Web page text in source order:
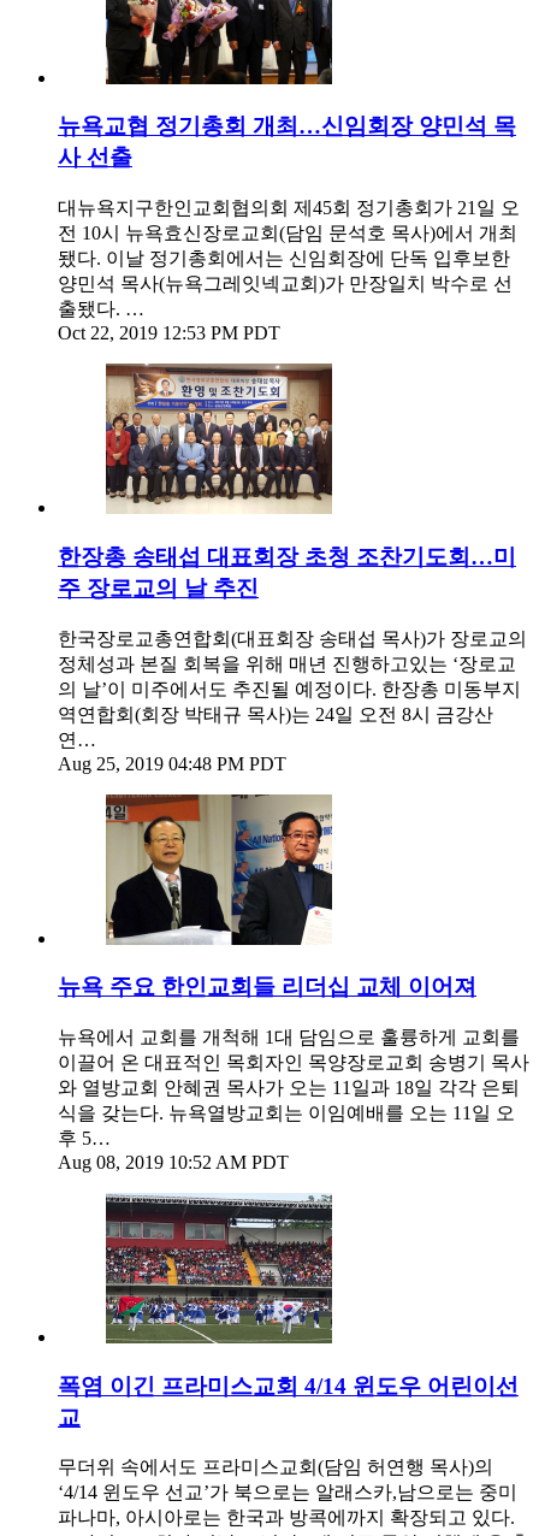
뉴욕교협 정기총회 개최…신임회장 양민석 목
사 선출
대뉴욕지구한인교회협의회 제45회 정기총회가 21일 오
전 10시 뉴욕효신장로교회(담임 문석호 목사)에서 개최
됐다. 이날 정기총회에서는 신임회장에 단독 입후보한
양민석 목사(뉴욕그레잇넥교회)가 만장일치 박수로 선
출됐다. …
Oct 22, 2019 12:53 PM PDT
한장총 송태섭 대표회장 초청 조찬기도회…미
주 장로교의 날 추진
한국장로교총연합회(대표회장 송태섭 목사)가 장로교의
정체성과 본질 회복을 위해 매년 진행하고있는 ‘장로교
의 날’이 미주에서도 추진될 예정이다. 한장총 미동부지
역연합회(회장 박태규 목사)는 24일 오전 8시 금강산
연…
Aug 25, 2019 04:48 PM PDT
뉴욕 주요 한인교회들 리더십 교체 이어져
뉴욕에서 교회를 개척해 1대 담임으로 훌륭하게 교회를
이끌어 온 대표적인 목회자인 목양장로교회 송병기 목사
와 열방교회 안혜권 목사가 오는 11일과 18일 각각 은퇴
식을 갖는다. 뉴욕열방교회는 이임예배를 오는 11일 오
후 5…
Aug 08, 2019 10:52 AM PDT
폭염 이긴 프라미스교회 4/14 윈도우 어린이선
교
무더위 속에서도 프라미스교회(담임 허연행 목사)의
‘4/14 윈도우 선교’가 북으로는 알래스카,남으로는 중미
파나마, 아시아로는 한국과 방콕에까지 확장되고 있다.